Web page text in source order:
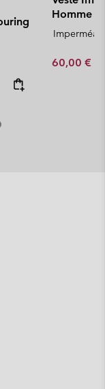
Homme
Minimum
60,00 €